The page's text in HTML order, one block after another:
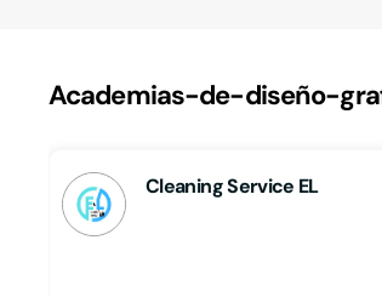
Academias-de-diseño-
Cleaning Service EL